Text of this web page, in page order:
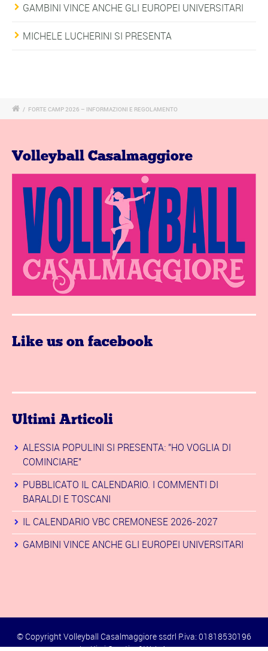
GAMBINI VINCE ANCHE GLI EUROPEI UNIVERSITARI
MICHELE LUCHERINI SI PRESENTA
/ FORTE CAMP 2026 – INFORMAZIONI E REGOLAMENTO
Volleyball Casalmaggiore
Like us on facebook
Ultimi Articoli
ALESSIA POPULINI SI PRESENTA: "HO VOGLIA DI
COMINCIARE"
PUBBLICATO IL CALENDARIO. I COMMENTI DI
BARALDI E TOSCANI
IL CALENDARIO VBC CREMONESE 2026-2027
GAMBINI VINCE ANCHE GLI EUROPEI UNIVERSITARI
© Copyright Volleyball Casalmaggiore ssdrl P.iva: 01818530196